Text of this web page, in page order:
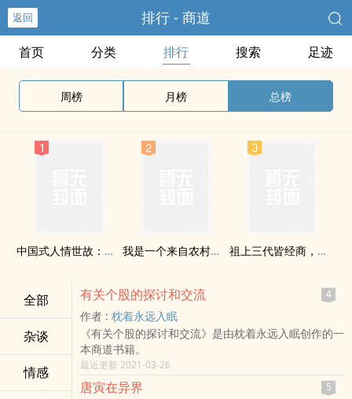
返回 排行 - 商道
首页 分类 排行 搜索 足迹
周榜 月榜 总榜
中国式人情世故：掌握人情世故，助你左右逢源 我是一个来自农村的90后搓澡工,听说标题要长 祖上三代皆经商，闲谈未来二十年中国的商机
全部
杂谈
情感
有关个股的探讨和交流 4
作者 : 枕着永远入眠
《有关个股的探讨和交流》是由枕着永远入眠创作的一
本商道书籍。
最近更新 2021-03-26
唐寅在异界 5